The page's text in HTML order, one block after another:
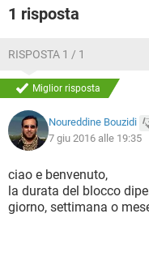
1 risposta
RISPOSTA 1 / 1
Miglior risposta
Noureddine Bouzidi
7 giu 2016 alle 19:35
ciao e benvenuto,
la durata del blocco
giorno, settimana o